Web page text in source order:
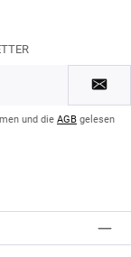
und die AGB gelesen